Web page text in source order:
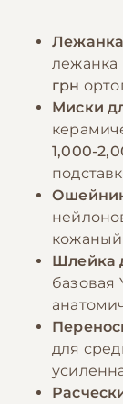
лежанка
грн
Миски
1,000-
кожаный
Шлейка
базовая
для